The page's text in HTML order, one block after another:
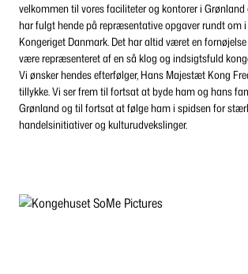
velkommen til vores faciliteter og kontorer i Grønland
har fulgt hende på repræsentative opgaver rundt om
Kongeriget Danmark. Det har altid været en
være repræsenteret af en så klog og indsigtsfuld
Vi ønsker hendes efterfølger, Hans Majestæt Kong
tillykke. Vi ser frem til fortsat at byde ham og hans
Grønland og til fortsat at følge ham i spidsen for
handelsinitiativer og kulturudvekslinger.